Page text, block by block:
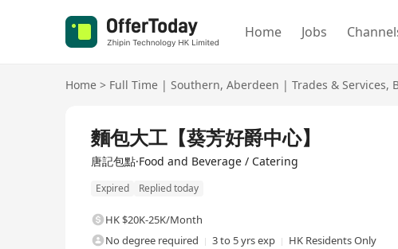
Home Jobs
Home > Full Time | Southern, Aberdeen | Trades & Services,
麵包大工【葵芳好爵中心】
唐記包點·Food and Beverage / Catering
Expired Replied today
HK $20K-25K/Month
No degree required
3 to 5 yrs exp
HK Residents Only